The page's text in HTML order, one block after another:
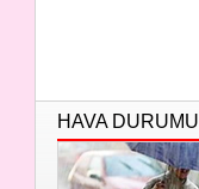
HAVA DURUMU